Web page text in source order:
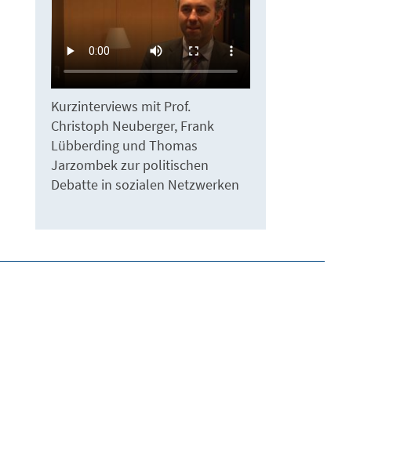
Kurzinterviews mit Prof.
Christoph Neuberger, Frank
Lübberding und Thomas
Jarzombek zur politischen
Debatte in sozialen Netzwerken